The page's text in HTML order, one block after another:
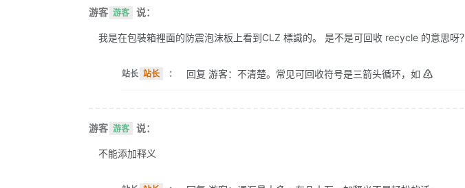
游客 游客 说：
我是在包裝箱裡面的防震泡沫板上看到CLZ 標識的。 是不是可回收 recycle 的意思呀？
站长 站长 ： 回复 游客：不清楚。常见可回收符号是三箭头循环，如 ♴
游客 游客 说：
不能添加释义